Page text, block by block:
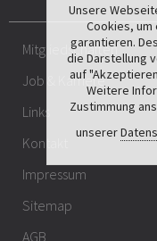
Mitgliedschaften
Job & Karriere
Links
Kontakt
Impressum
Sitemap
AGB
Unsere
Cookies,
garantieren.
die Darstellung
auf
Weitere
Zustimmung
unserer